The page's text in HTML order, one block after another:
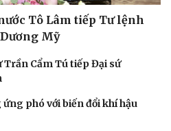
Tô Lâm tiếp Tư lệnh
Mỹ
Cẩm Tú tiếp Đại sứ
phó với biến đổi khí hậu